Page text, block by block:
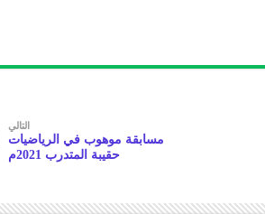
التالي
مسابقة موهوب في الرياضيات
حقيبة المتدرب 2021م